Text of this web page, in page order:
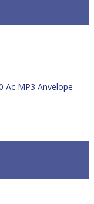
Ac MP3 Anvelope